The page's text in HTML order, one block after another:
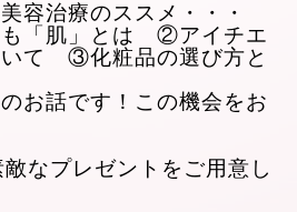
容治療のススメ・・・
」とは ②アイチエ
いて ③化粧品の選び方と
お話です！この機会をお
なプレゼントをご用意し